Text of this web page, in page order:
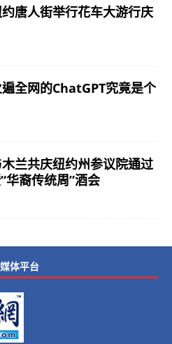
约唐人街举行花车大游行庆
遍全网的ChatGPT究竟是个
木兰共庆纽约州参议院通过
华裔传统周”酒会
体平台